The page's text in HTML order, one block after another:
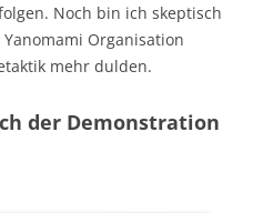
Noch bin ich skeptisch
Organisation
mehr dulden.
der Demonstration